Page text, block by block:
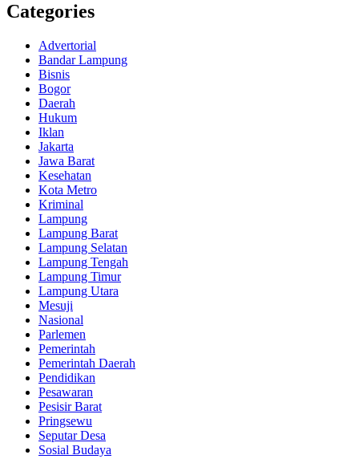
Categories
Advertorial
Bandar Lampung
Bisnis
Bogor
Daerah
Hukum
Iklan
Jakarta
Jawa Barat
Kesehatan
Kota Metro
Kriminal
Lampung
Lampung Barat
Lampung Selatan
Lampung Tengah
Lampung Timur
Lampung Utara
Mesuji
Nasional
Parlemen
Pemerintah
Pemerintah Daerah
Pendidikan
Pesawaran
Pesisir Barat
Pringsewu
Seputar Desa
Sosial Budaya